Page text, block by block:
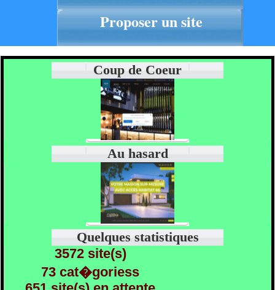
Proposer un site
Coup de Coeur
Au hasard
Quelques statistiques
3572 site(s)
73 cat�goriess